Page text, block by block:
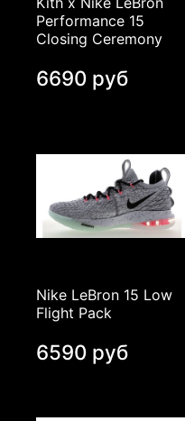
Performance 15
Closing Ceremony
6690 руб
Nike LeBron 15 Low
Flight Pack
6590 руб